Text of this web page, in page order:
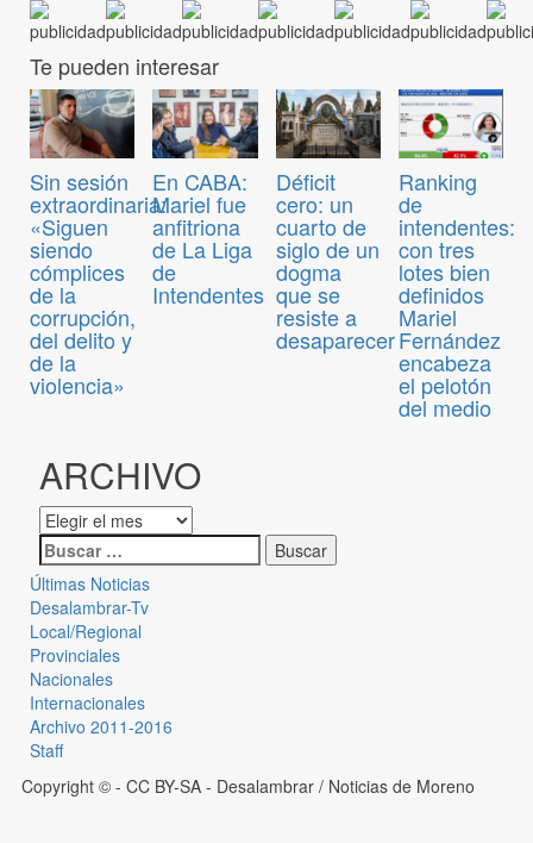
Te pueden interesar
Sin sesión
extraordinaria:
«Siguen
siendo
cómplices
de la
corrupción,
del delito y
de la
violencia»
En CABA:
Mariel fue
anfitriona
de La Liga
de
Intendentes
Déficit
cero: un
cuarto de
siglo de un
dogma
que se
resiste a
desaparecer
Ranking
de
intendentes:
con tres
lotes bien
definidos
Mariel
Fernández
encabeza
el pelotón
del medio
ARCHIVO
Últimas Noticias
Desalambrar-Tv
Local/Regional
Provinciales
Nacionales
Internacionales
Archivo 2011-2016
Staff
Copyright © - CC BY-SA - Desalambrar / Noticias de Moreno